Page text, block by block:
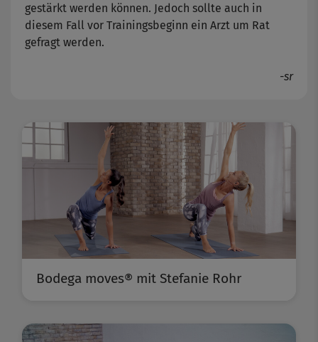
gestärkt werden können. Jedoch sollte auch in
diesem Fall vor Trainingsbeginn ein Arzt um Rat
gefragt werden.
-sr
Bodega moves® mit Stefanie Rohr